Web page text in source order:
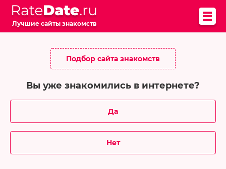
Лучшие сайты знакомств
Подбор сайта знакомств
Вы уже знакомились в интернете?
Да
Нет